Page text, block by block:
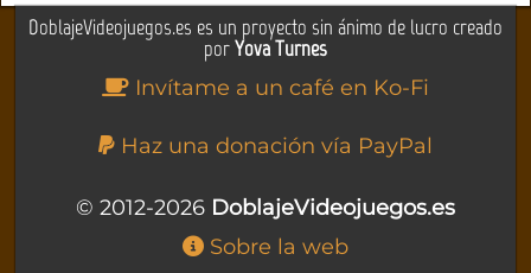
DoblajeVideojuegos.es es un proyecto sin ánimo de lucro creado
porYova Turnes
Invítame a un café en Ko-Fi
Haz una donación vía PayPal
© 2012-2026 DoblajeVideojuegos.es
Sobre la web